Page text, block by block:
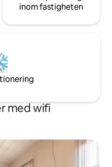
inom fastigheten
med wifi